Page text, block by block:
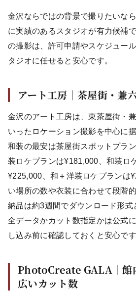
金沢ならではの背景で撮りたいな
に実績のあるスタジオが有力候補
の撮影は、許可申請やスケジュー
タジオに任せると安心です。
アート工房｜茶屋街・兼
金沢のアート工房は、東茶屋街・
いったロケーション撮影を中心に
和装の最安は茶屋街スポットプラ
装ロケプランは¥181,000、和装ロ
¥225,000、和＋洋装ロケプランは
い場所の数や衣装に合わせて段階
納品は約3週間でダウンロード形式
全データかカット数指定かは公式
し込み前に確認しておくと安心です
PhotoCreate GALA｜館
広いカット数